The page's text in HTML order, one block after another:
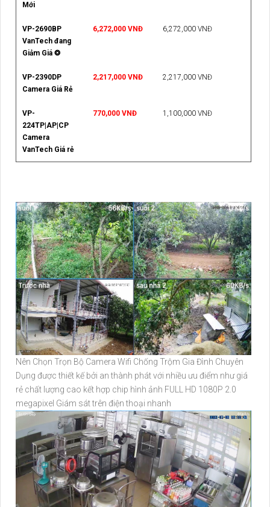
Mới
VP-2690BP
VanTech đang
Giảm Giá ❂
6,272,000 VNĐ 6,272,000 VNĐ
VP-2390DP
Camera Giá Rẻ
2,217,000 VNĐ 2,217,000 VNĐ
VP-
224TP|AP|CP
Camera
VanTech Giá rẻ
770,000 VNĐ 1,100,000 VNĐ
Nên Chọn Trọn Bộ Camera Wifi Chống Trộm Gia Đình Chuyên
Dụng được thiết kế bởi an thành phát với nhiều ưu điểm như giá
rẻ chất lượng cao kết hợp chip hình ảnh FULL HD 1080P 2.0
megapixel Giám sát trên điện thoại nhanh